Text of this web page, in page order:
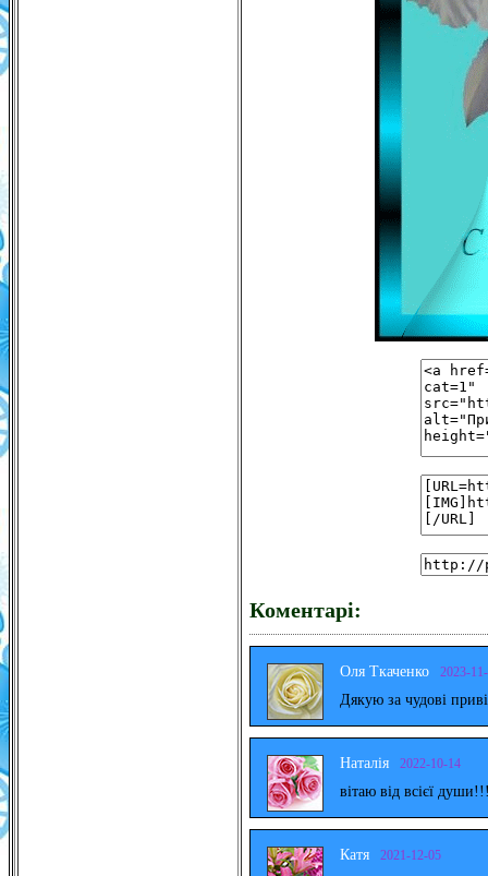
Коментарі:
Оля Ткаченко 2023-
Дякую за чудові
Наталія 2022-10-14
вітаю від всієї
Катя 2021-12-05